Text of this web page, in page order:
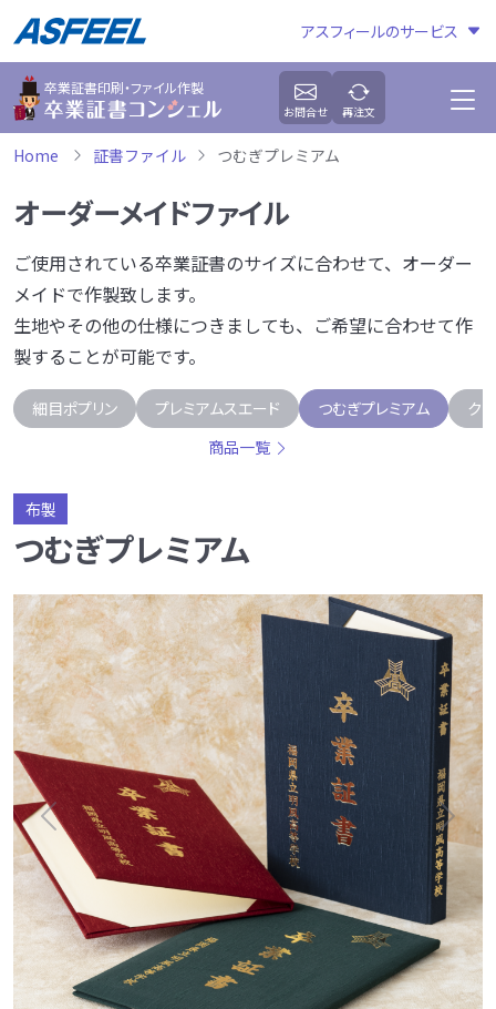
アスフィールのサービス
卒業証書印刷・ファイル作製
お問合せ 再注文
Home 証書ファイル つむぎプレミアム
オーダーメイドファイル
ご使用されている卒業証書のサイズに合わせて、オーダー
メイドで作製致します。
生地やその他の仕様につきましても、ご希望に合わせて作
製することが可能です。
細目ポプリン プレミアムスエード つむぎプレミアム
ク
商品一覧
布製
つむぎプレミアム
Previous Next